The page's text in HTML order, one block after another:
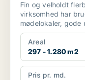
Fin og velholdt
virksomhed har
mødelokaler, gode
omklædn...
Areal
297 - 1.280 m2
Pris pr. md.